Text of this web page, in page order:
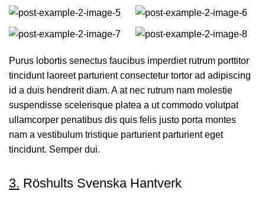
Purus lobortis senectus faucibus imperdiet rutrum porttitor
tincidunt laoreet parturient consectetur tortor ad adipiscing
id a duis hendrerit diam. A at nec rutrum nam molestie
suspendisse scelerisque platea a ut commodo volutpat
ullamcorper penatibus dis quis felis justo porta montes
nam a vestibulum tristique parturient parturient eget
tincidunt. Semper dui.
3. Röshults Svenska Hantverk